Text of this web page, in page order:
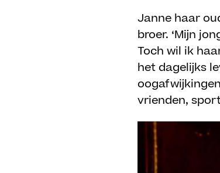
Janne haar
broer. ‘Mijn
Toch wil ik
het dagelijks
vrienden,